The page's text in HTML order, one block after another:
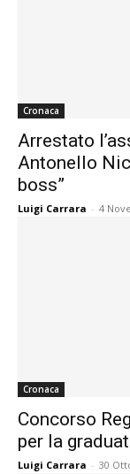
Cronaca
Arrestato
Antonello
boss”
Luigi Carrara - 4
Cronaca
Concorso
per la
Luigi Carrara - 30